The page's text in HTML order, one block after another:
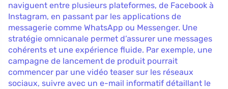
naviguent entre plusieurs plateformes, de Facebook à
Instagram, en passant par les applications de
messagerie comme WhatsApp ou Messenger. Une
stratégie omnicanale permet d’assurer une messages
cohérents et une expérience fluide. Par exemple, une
campagne de lancement de produit pourrait
commencer par une vidéo teaser sur les réseaux
sociaux, suivre avec un e-mail informatif détaillant le